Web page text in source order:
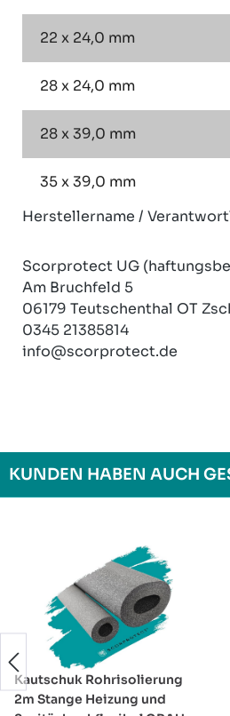
22 x 24,0 mm
28 x 24,0 mm
28 x 39,0 mm
35 x 39,0 mm
Herstellername /
Scorprotect UG
Am Bruchfeld 5
06179 Teutschenthal OT
0345 21385814
info@scorprotect.de
KUNDEN HABEN AUCH
Kautschuk Rohrisolierung
2m Stange Heizung und